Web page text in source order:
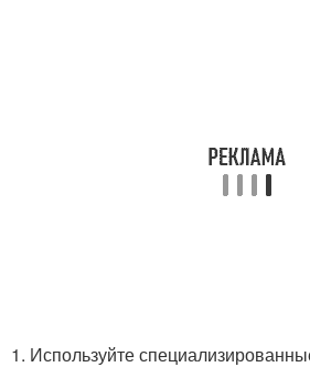
1. Используйте